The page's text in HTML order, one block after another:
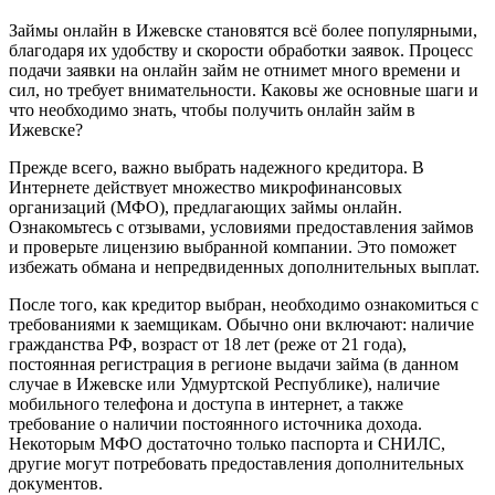
Займы онлайн в Ижевске становятся всё более популярными,
благодаря их удобству и скорости обработки заявок. Процесс
подачи заявки на онлайн займ не отнимет много времени и
сил, но требует внимательности. Каковы же основные шаги и
что необходимо знать, чтобы получить онлайн займ в
Ижевске?
Прежде всего, важно выбрать надежного кредитора. В
Интернете действует множество микрофинансовых
организаций (МФО), предлагающих займы онлайн.
Ознакомьтесь с отзывами, условиями предоставления займов
и проверьте лицензию выбранной компании. Это поможет
избежать обмана и непредвиденных дополнительных выплат.
После того, как кредитор выбран, необходимо ознакомиться с
требованиями к заемщикам. Обычно они включают: наличие
гражданства РФ, возраст от 18 лет (реже от 21 года),
постоянная регистрация в регионе выдачи займа (в данном
случае в Ижевске или Удмуртской Республике), наличие
мобильного телефона и доступа в интернет, а также
требование о наличии постоянного источника дохода.
Некоторым МФО достаточно только паспорта и СНИЛС,
другие могут потребовать предоставления дополнительных
документов.